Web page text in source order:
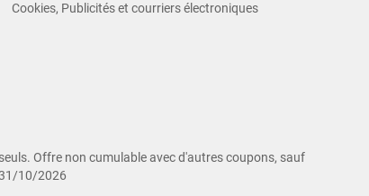
Cookies, Publicités et courriers électroniques
Offre non cumulable avec d'autres coupons, sauf
31/10/2026